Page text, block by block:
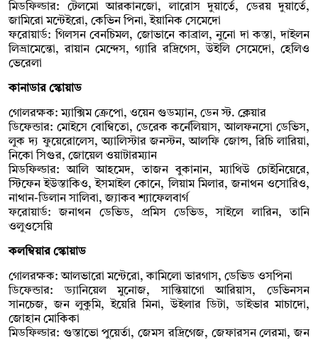
মিডফিল্ডার: টেলমো আরকানজো, লারোস দুয়ার্তে, ডেরয় দুয়ার্তে,
জামিরো মন্টেইরো, কেভিন পিনা, ইয়ানিক সেমেদো
ফরোয়ার্ড: গিলসন বেনচিমল, জোভানে কাব্রাল, নুনো দা কস্তা, দাইলন
লিভ্রামেন্তো, রায়ান মেন্দেস, গ্যারি রদ্রিগেস, উইলি সেমেদো, হেলিও
ভেরেলা
কানাডার স্কোয়াড
গোলরক্ষক: ম্যাক্সিম ক্রেপো, ওয়েন গুডম্যান, ডেন স্ট. ক্লেয়ার
ডিফেন্ডার: মোইসে বোম্বিতো, ডেরেক কর্নেলিয়াস, আলফনসো ডেভিস,
লুক দ্য ফুয়েরোলেস, অ্যালিস্টার জনস্টন, আলফি জোন্স, রিচি লারিয়া,
নিকো সিগুর, জোয়েল ওয়াটারম্যান
মিডফিল্ডার: আলি আহমেদ, তাজন বুকানান, ম্যাথিউ চোইনিয়েরে,
স্টিফেন ইউস্তাকিও, ইসমাইল কোনে, লিয়াম মিলার, জনাথন ওসোরিও,
নাথান-ডিলান সালিবা, জ্যাকব শ্যাফেলবার্গ
ফরোয়ার্ড: জনাথন ডেভিড, প্রমিস ডেভিড, সাইলে লারিন, তানি
ওলুওসেয়ি
কলম্বিয়ার স্কোয়াড
গোলরক্ষক: আলভারো মন্টেরো, কামিলো ভারগাস, ডেভিড ওসপিনা
ডিফেন্ডার: ড্যানিয়েল মুনোজ, সান্তিয়াগো আরিয়াস, ডেভিনসন
সানচেজ, জন লুকুমি, ইয়েরি মিনা, উইলার ডিটা, ডাইভার মাচাদো,
জোহান মোকিকা
মিডফিল্ডার: গুস্তাভো পুয়ের্তা, জেমস রদ্রিগেজ, জেফারসন লেরমা, জন